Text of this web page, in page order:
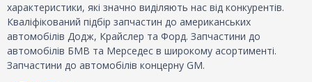
характеристики, які значно виділяють нас від конкурентів.
Кваліфікований підбір запчастин до американських
автомобілів Додж, Крайслер та Форд. Запчастини до
автомобілів БМВ та Мерседес в широкому асортименті.
Запчастини до автомобілів концерну GM.